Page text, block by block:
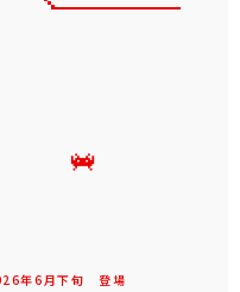
年6 月下旬 登場